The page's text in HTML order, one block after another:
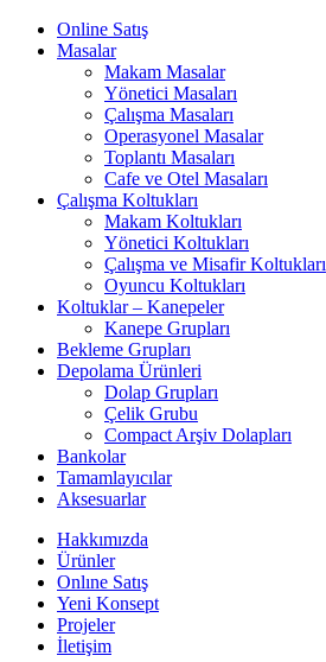
Online Satış
Masalar
Makam Masalar
Yönetici Masaları
Çalışma Masaları
Operasyonel Masalar
Toplantı Masaları
Cafe ve Otel Masaları
Çalışma Koltukları
Makam Koltukları
Yönetici Koltukları
Çalışma ve Misafir Koltukları
Oyuncu Koltukları
Koltuklar – Kanepeler
Kanepe Grupları
Bekleme Grupları
Depolama Ürünleri
Dolap Grupları
Çelik Grubu
Compact Arşiv Dolapları
Bankolar
Tamamlayıcılar
Aksesuarlar
Hakkımızda
Ürünler
Onlıne Satış
Yeni Konsept
Projeler
İletişim